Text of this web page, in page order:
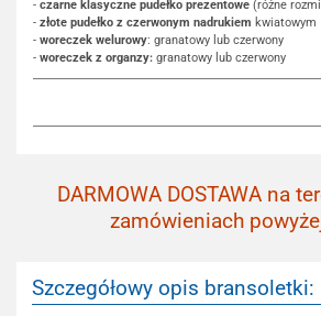
- czarne klasyczne pudełko prezentowe (różne
- złote pudełko z czerwonym nadrukiem kwiatowym
- woreczek welurowy: granatowy lub czerwony
- woreczek z organzy: granatowy lub czerwony
DARMOWA DOSTAWA na
zamówieniach
Szczegółowy opis bransoletki: